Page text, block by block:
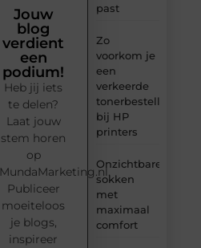
past
Zo
voorkom je
een
verkeerde
tonerbestelling
bij HP
printers
Onzichtbare
sokken
met
maximaal
comfort
Jouw
blog
verdient
een
podium!
Heb jij iets
te delen?
Laat jouw
stem horen
op
MundaMarketing.nl.
Publiceer
moeiteloos
je blogs,
inspireer